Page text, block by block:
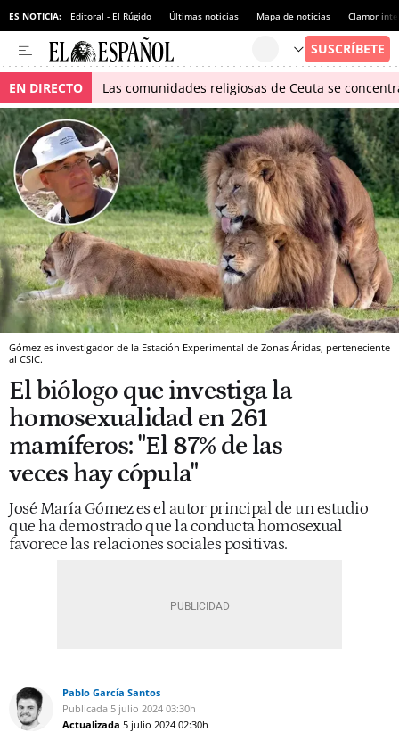
ES NOTICIA: Editoral - El Rúgido Últimas noticias Mapa de noticias Clamor
EN DIRECTO Las comunidades religiosas de Ceuta se
Gómez es investigador de la Estación Experimental de Zonas Áridas, perteneciente
al CSIC.
El biólogo que investiga la
homosexualidad en 261
mamíferos: "El 87% de las
veces hay cópula"
José María Gómez es el autor principal de un estudio
que ha demostrado que la conducta homosexual
favorece las relaciones sociales positivas.
Pablo García Santos
Publicada 5 julio 2024 03:30h
Actualizada 5 julio 2024 02:30h